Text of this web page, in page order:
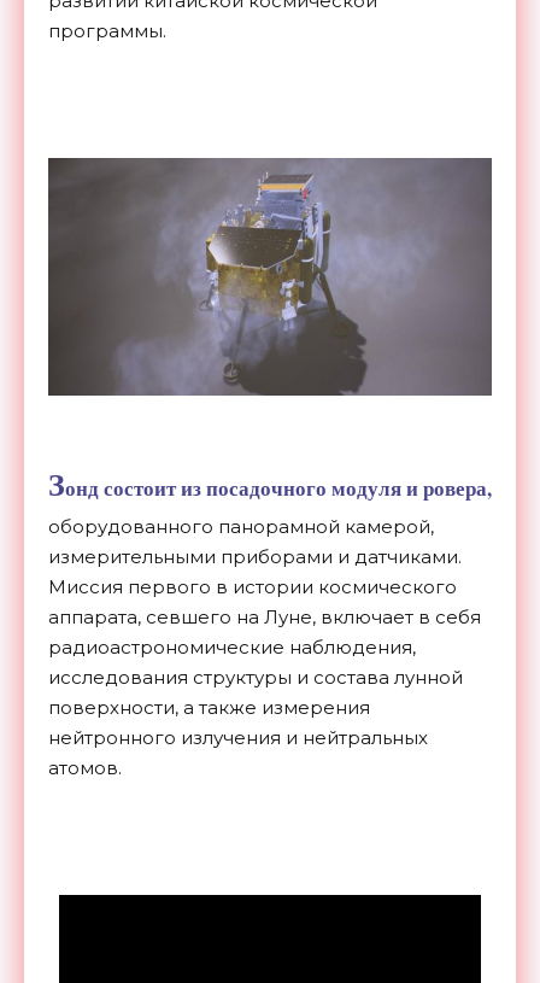
программы.
Зонд состоит из посадочного модуля и ровера,
оборудованного панорамной камерой,
измерительными приборами и датчиками.
Миссия первого в истории космического
аппарата, севшего на Луне, включает в себя
радиоастрономические наблюдения,
исследования структуры и состава лунной
поверхности, а также измерения
нейтронного излучения и нейтральных
атомов.